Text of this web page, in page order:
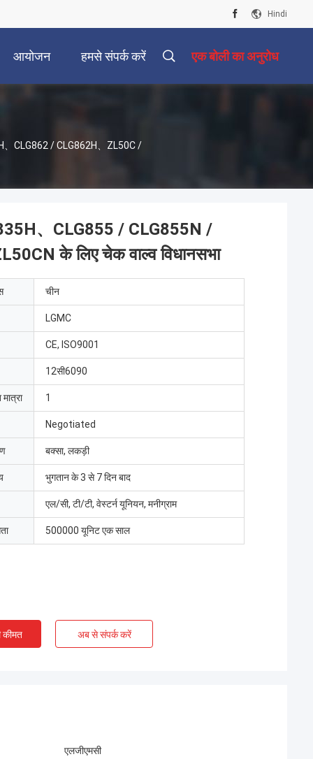
Hindi
आयोजन हमसे संपर्क करें एक बोली का अनुरोध
、CLG862 / CLG862H、ZL50C /
、CLG855 / CLG855N /
के लिए चेक वाल्व विधानसभा
चीन
LGMC
CE, ISO9001
12सी6090
1
Negotiated
बक्सा, लकड़ी
भुगतान के 3 से 7 दिन बाद
एल/सी, टी/टी, वेस्टर्न यूनियन, मनीग्राम
500000 यूनिट एक साल
कीमत अब से संपर्क करें
एलजीएमसी